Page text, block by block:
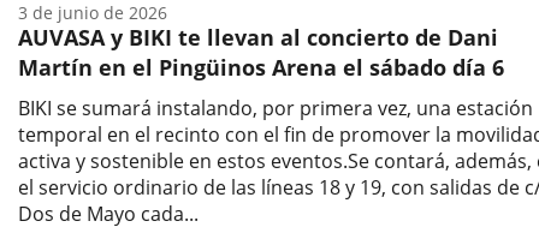
la
noticia
AUVASA y BIKI te llevan al concierto de Dani
Martín en el Pingüinos Arena el sábado día 6
BIKI se sumará instalando, por primera vez, una estación
temporal en el recinto con el fin de promover la
activa y sostenible en estos eventos.Se contará, además,
el servicio ordinario de las líneas 18 y 19, con salidas de
Dos de Mayo cada...
3 de junio de 2026